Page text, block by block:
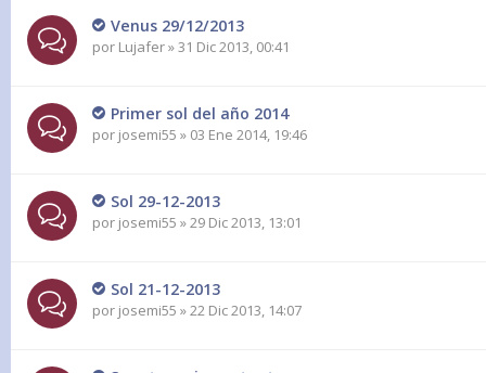
Venus 29/12/2013
por Lujafer» 31 Dic 2013, 00:41
Primer sol del año 2014
por josemi55 » 03 Ene 2014, 19:46
Sol 29-12-2013
por josemi55 » 29 Dic 2013, 13:01
Sol 21-12-2013
por josemi55 » 22 Dic 2013, 14:07